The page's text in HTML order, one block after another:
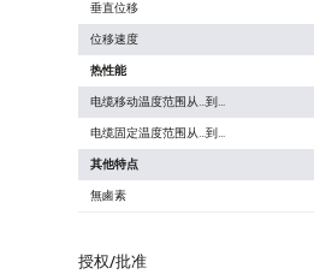
垂直位移
位移速度
热性能
电缆移动温度范围从…到…
电缆固定温度范围从…到…
其他特点
無鹵素
授权/批准